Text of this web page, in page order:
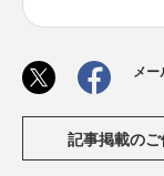
メー
記事掲載の